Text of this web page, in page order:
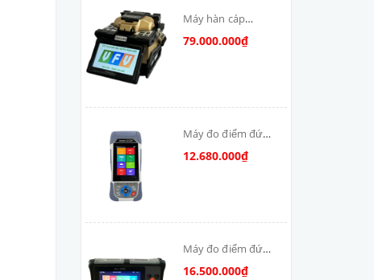
Máy hàn cáp
quang Skycom
79.000.000₫
Máy đo điểm đứt
cáp quang OTDR-
12.680.000₫
Máy đo điểm đứt
cáp quang OTDR
16.500.000₫